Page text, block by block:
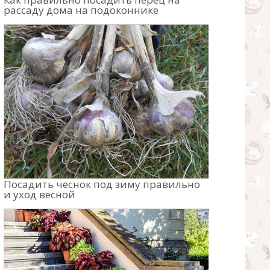
рассаду дома на подоконнике
Посадить чеснок под зиму правильно
и уход весной